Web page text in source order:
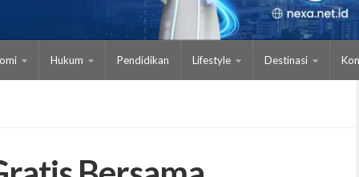
Hukum Pendidikan Lifestyle Destinasi